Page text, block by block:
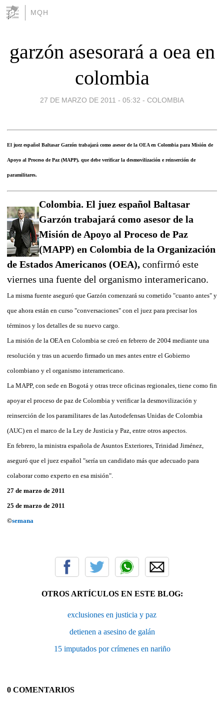
MQH
garzón asesorará a oea en
colombia
27 DE MARZO DE 2011 - 05:32 - COLOMBIA
El juez español Baltasar Garzón trabajará como asesor de la OEA en Colombia para Misión de
Apoyo al Proceso de Paz (MAPP), que debe verificar la desmovilización e reinserción de
paramilitares.
Colombia. El juez español Baltasar
Garzón trabajará como asesor de la
Misión de Apoyo al Proceso de Paz
(MAPP) en Colombia de la Organización
de Estados Americanos (OEA), confirmó este
viernes una fuente del organismo interamericano.
La misma fuente aseguró que Garzón comenzará su cometido "cuanto antes" y
que ahora están en curso "conversaciones" con el juez para precisar los
términos y los detalles de su nuevo cargo.
La misión de la OEA en Colombia se creó en febrero de 2004 mediante una
resolución y tras un acuerdo firmado un mes antes entre el Gobierno
colombiano y el organismo interamericano.
La MAPP, con sede en Bogotá y otras trece oficinas regionales, tiene como fin
apoyar el proceso de paz de Colombia y verificar la desmovilización y
reinserción de los paramilitares de las Autodefensas Unidas de Colombia
(AUC) en el marco de la Ley de Justicia y Paz, entre otros aspectos.
En febrero, la ministra española de Asuntos Exteriores, Trinidad Jiménez,
aseguró que el juez español "sería un candidato más que adecuado para
colaborar como experto en esa misión".
27 de marzo de 2011
25 de marzo de 2011
©semana
OTROS ARTÍCULOS EN ESTE BLOG:
exclusiones en justicia y paz
detienen a asesino de galán
15 imputados por crímenes en nariño
0 COMENTARIOS